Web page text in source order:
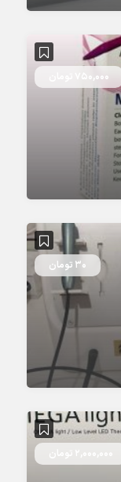
750,000 تومان
30 تومان